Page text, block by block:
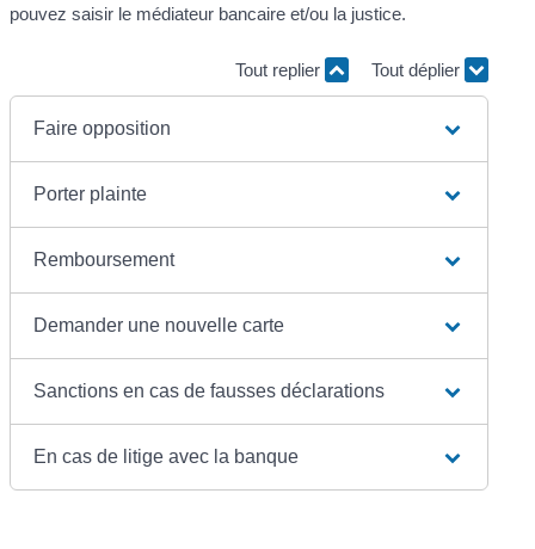
pouvez saisir le médiateur bancaire et/ou la justice.
Tout replier Tout déplier
Faire opposition
Porter plainte
Remboursement
Demander une nouvelle carte
Sanctions en cas de fausses déclarations
En cas de litige avec la banque